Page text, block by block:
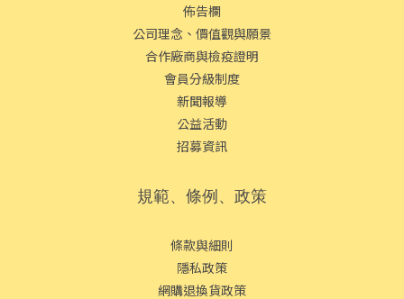
佈告欄
公司理念、價值觀與願景
合作廠商與檢疫證明
會員分級制度
新聞報導
公益活動
招募資訊
規範、條例、政策
條款與細則
隱私政策
網購退換貨政策